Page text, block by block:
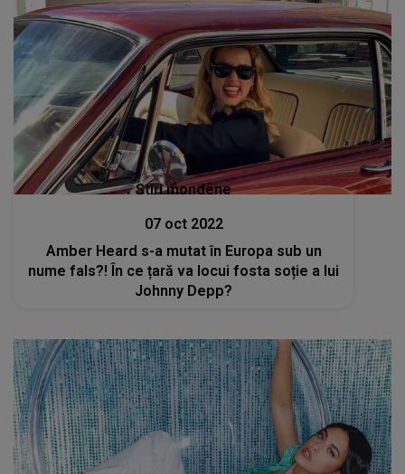
Stiri mondene
07 oct 2022
Amber Heard s-a mutat în Europa sub un
nume fals?! În ce țară va locui fosta soție a lui
Johnny Depp?